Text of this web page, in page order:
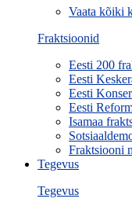
Vaata kõiki
Fraktsioonid
Eesti 200
Eesti
Eesti
Eesti
Isamaa
Fraktsiooni
Tegevus
Tegevus